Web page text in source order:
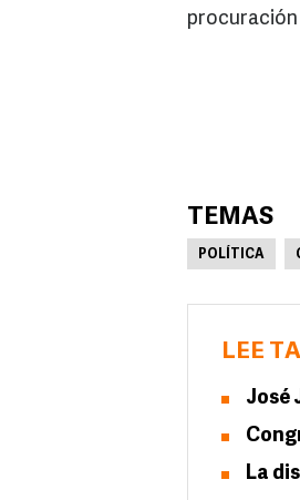
TEMAS
POLÍTICA
LEE
José
La